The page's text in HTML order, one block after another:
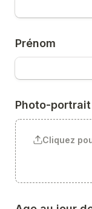
Prénom
Photo-portrait
Cliquez